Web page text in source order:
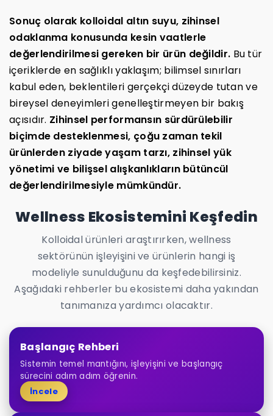
Sonuç olarak kolloidal altın suyu, zihinsel
odaklanma konusunda kesin vaatlerle
değerlendirilmesi gereken bir ürün değildir. Bu tür
içeriklerde en sağlıklı yaklaşım; bilimsel sınırları
kabul eden, beklentileri gerçekçi düzeyde tutan ve
bireysel deneyimleri genelleştirmeyen bir bakış
açısıdır. Zihinsel performansın sürdürülebilir
biçimde desteklenmesi, çoğu zaman tekil
ürünlerden ziyade yaşam tarzı, zihinsel yük
yönetimi ve bilişsel alışkanlıkların bütüncül
değerlendirilmesiyle mümkündür.
Wellness Ekosistemini Keşfedin
Kolloidal ürünleri araştırırken, wellness
sektörünün işleyişini ve ürünlerin hangi iş
modeliyle sunulduğunu da keşfedebilirsiniz.
Aşağıdaki rehberler bu ekosistemi daha yakından
tanımanıza yardımcı olacaktır.
Başlangıç Rehberi
Sistemin temel mantığını, işleyişini ve başlangıç
sürecini adım adım öğrenin.
İncele